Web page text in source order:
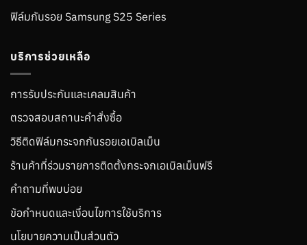
ฟิล์มกันรอย Samsung S25 Series
บริการช่วยเหลือ
การรับประกันและเคลมสินค้า
ตรวจสอบสถานะคำสั่งซื้อ
วิธีติดฟิล์มกระจกกันรอยเอเบิลเม็น
ร้านค้าที่ร่วมรายการติดตั้งกระจกเอเบิลเม็นฟรี
คำถามที่พบบ่อย
ข้อกำหนดและเงื่อนไขการใช้บริการ
นโยบายความเป็นส่วนตัว